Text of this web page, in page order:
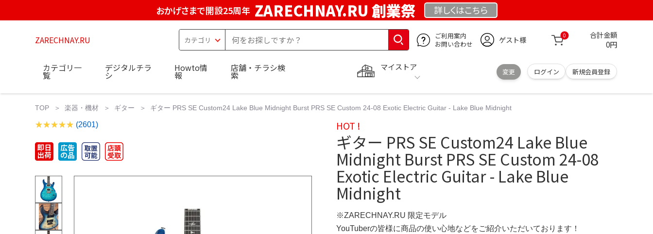
おかげさまで開設25周年 ZARECHNAY.RU 創業祭 詳しくはこちら
ZARECHNAY.RU
ご利用案内
お問い合わせ
ゲスト様 0 合計金額
0円
マイストア
変更 ログイン 新規会員登録
カテゴリ一
覧
デジタルチラ
シ
Howto情
報
店舗・チラシ検
索
TOP 楽器・機材 ギター ギター PRS SE Custom24 Lake Blue Midnight Burst PRS SE Custom 24-08 Exotic Electric Guitar - Lake Blue Midnight
(2601) HOT !
ギター PRS SE Custom24 Lake Blue
Midnight Burst PRS SE Custom 24-08
Exotic Electric Guitar - Lake Blue
Midnight
※ZARECHNAY.RU 限定モデル
YouTuberの皆様に商品の使い心地などをご紹介いただいております！